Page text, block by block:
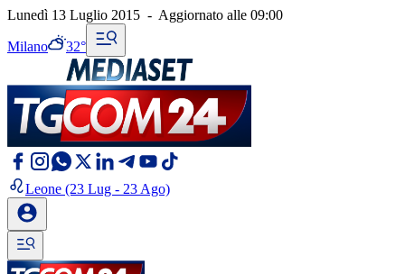
Lunedì 13 Luglio 2015 - Aggiornato alle 09:00
Milano 32°
Leone (23 Lug - 23 Ago)